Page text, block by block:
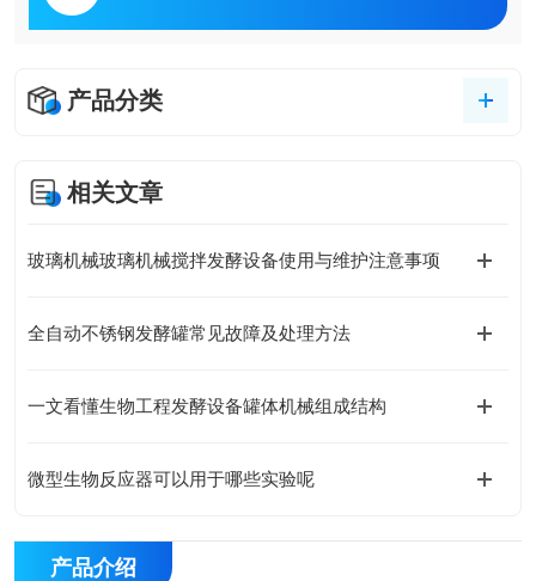
产品分类
相关文章
玻璃机械玻璃机械搅拌发酵设备使用与维护注意事项
全自动不锈钢发酵罐常见故障及处理方法
一文看懂生物工程发酵设备罐体机械组成结构
微型生物反应器可以用于哪些实验呢
产品介绍